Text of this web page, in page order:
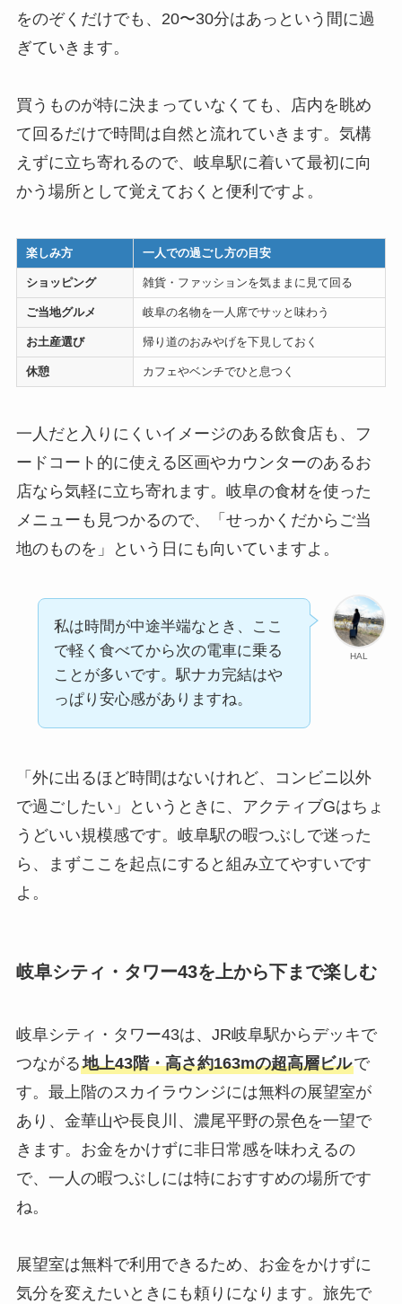
をのぞくだけでも、20〜30分はあっという間に過
ぎていきます。
買うものが特に決まっていなくても、店内を眺め
て回るだけで時間は自然と流れていきます。気構
えずに立ち寄れるので、岐阜駅に着いて最初に向
かう場所として覚えておくと便利ですよ。
楽しみ方 一人での過ごし方の目安
ショッピング 雑貨・ファッションを気ままに見て回る
ご当地グルメ 岐阜の名物を一人席でサッと味わう
お土産選び 帰り道のおみやげを下見しておく
休憩 カフェやベンチでひと息つく
一人だと入りにくいイメージのある飲食店も、フ
ードコート的に使える区画やカウンターのあるお
店なら気軽に立ち寄れます。岐阜の食材を使った
メニューも見つかるので、「せっかくだからご当
地のものを」という日にも向いていますよ。
HAL
私は時間が中途半端なとき、ここ
で軽く食べてから次の電車に乗る
ことが多いです。駅ナカ完結はや
っぱり安心感がありますね。
「外に出るほど時間はないけれど、コンビニ以外
で過ごしたい」というときに、アクティブGはちょ
うどいい規模感です。岐阜駅の暇つぶしで迷った
ら、まずここを起点にすると組み立てやすいです
よ。
岐阜シティ・タワー43を上から下まで楽しむ
岐阜シティ・タワー43は、JR岐阜駅からデッキで
つながる地上43階・高さ約163mの超高層ビルで
す。最上階のスカイラウンジには無料の展望室が
あり、金華山や長良川、濃尾平野の景色を一望で
きます。お金をかけずに非日常感を味わえるの
で、一人の暇つぶしには特におすすめの場所です
ね。
展望室は無料で利用できるため、お金をかけずに
気分を変えたいときにも頼りになります。旅先で